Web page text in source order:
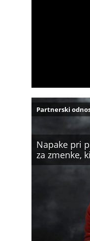
Napake pri
za zmenke,
Partnerski